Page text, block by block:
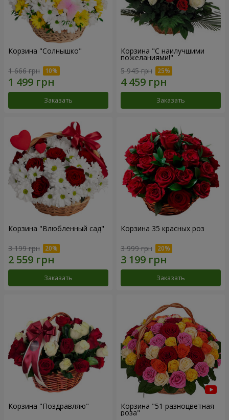
Корзина "Солнышко"
1 666 грн
Заказать
Корзина "С наилучшими
пожеланиями!"
5 945 грн
Заказать
Корзина "Влюбленный сад"
3 199 грн
Заказать
Корзина 35 красных роз
3 999 грн
Заказать
Корзина "Поздравляю" Корзина "51 разноцветная
роза"